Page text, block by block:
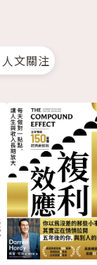
人文關注